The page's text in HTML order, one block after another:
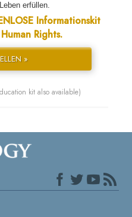
erfüllen.
Informationskit
Rights.
»
kit also available)